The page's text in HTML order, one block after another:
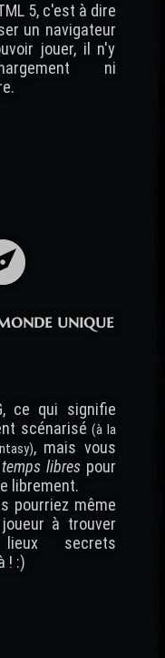
5, c'est à dire
un navigateur
jouer, il n'y
ni
unique
ce qui signifie
scénarisé(à la
, mais vous
temps librespour
librement.
pourriez même
à trouver
secrets
! :)